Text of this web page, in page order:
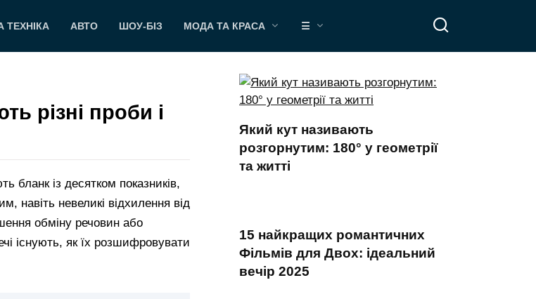
ТЕХНІКА АВТО ШОУ-БІЗ МОДА ТА КРАСА ☰
різні проби і
бланк із десятком показників,
навіть невеликі відхилення від
обміну речовин або
існують, як їх розшифровувати
Який кут називають
розгорнутим: 180° у геометрії
та житті
15 найкращих романтичних
Фільмів для Двох: ідеальний
вечір 2025